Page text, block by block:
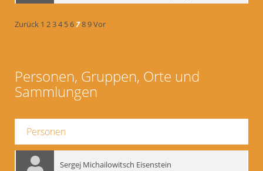
Zurück 1 234 56789Vor
Personen, Gruppen, Orte und
Sammlungen
Personen
Sergej Michailowitsch Eisenstein